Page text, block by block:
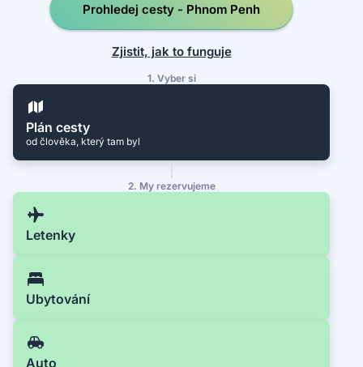
Prohledej cesty - Phnom Penh
Zjistit, jak to funguje
1. Vyber si
Plán cesty
od člověka, který tam byl
2. My rezervujeme
Letenky
Ubytování
Auto